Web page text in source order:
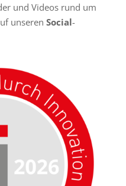
und Videos rund um
unseren Social-